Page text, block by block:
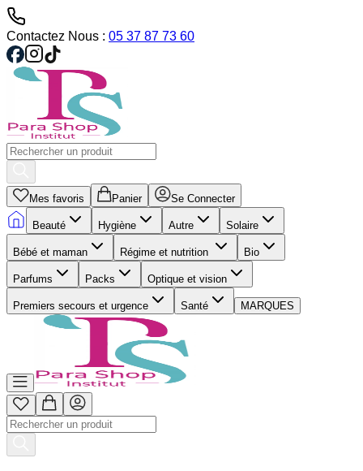
Contactez Nous : 05 37 87 73 60
Mes favoris Panier Se Connecter
Beauté Hygiène Autre Solaire
Bébé et maman Régime et nutrition Bio
Parfums Packs Optique et vision
Premiers secours et urgence Santé MARQUES